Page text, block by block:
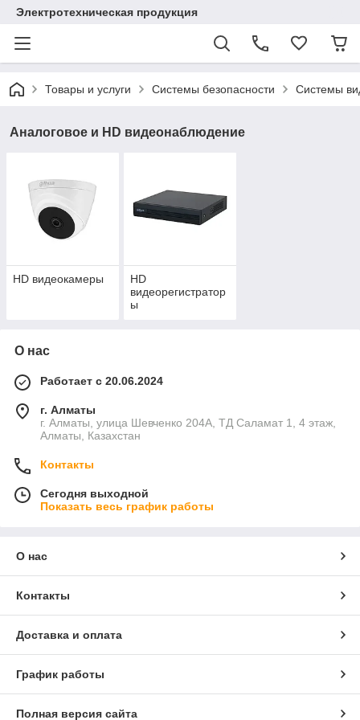
Электротехническая продукция
Товары и услуги Системы безопасности Системы
Аналоговое и HD видеонаблюдение
HD видеокамеры
HD
видеорегистратор
ы
О нас
Работает с 20.06.2024
г. Алматы
г. Алматы, улица Шевченко 204А, ТД Саламат 1, 4 этаж,
Алматы, Казахстан
Контакты
Сегодня выходной
Показать весь график работы
О нас
Контакты
Доставка и оплата
График работы
Полная версия сайта